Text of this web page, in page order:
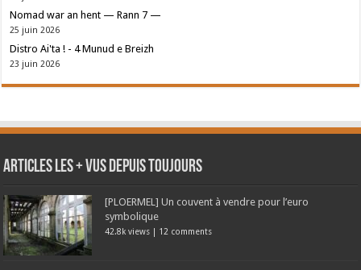
Nomad war an hent — Rann 7 —
25 juin 2026
Distro Ai'ta ! - 4 Munud e Breizh
23 juin 2026
Articles les + vus depuis toujours
[PLOERMEL] Un couvent à vendre pour l’euro
symbolique
42.8k views | 12 comments